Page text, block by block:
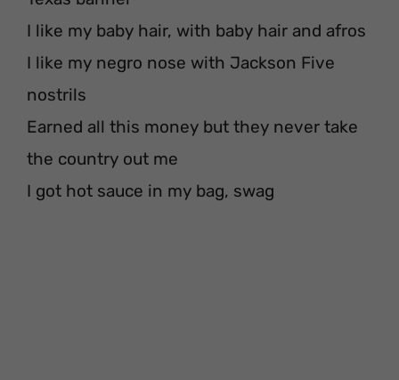
I like my baby hair, with baby hair and afros
I like my negro nose with Jackson Five
nostrils
Earned all this money but they never take
the country out me
I got hot sauce in my bag, swag